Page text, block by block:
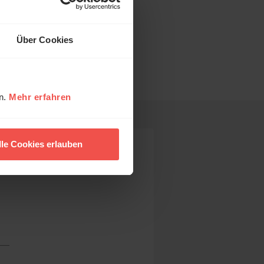
Über Cookies
Mehr erfahren
Cookies erlauben